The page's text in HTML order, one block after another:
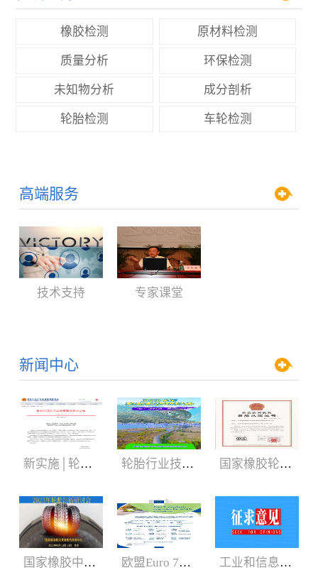
橡胶检测 原材料检测
质量分析 环保检测
未知物分析 成分剖析
轮胎检测 车轮检测
高端服务
技术支持 专家课堂
新闻中心
新实施│轮胎3C认证规则 轮胎行业技术盛会:2024年轮胎剖析研讨会（05.29-06.01） 国家橡胶轮胎质检中心获CNAS、CMA新证书
国家橡胶中心2023年轮胎剖析研讨会3月召开 欧盟Euro 7新法规增加汽车轮胎新内容 工业和信息化部：公开征求对《轿车轮胎》等8项强制性国家标准（征求意见稿）的意见